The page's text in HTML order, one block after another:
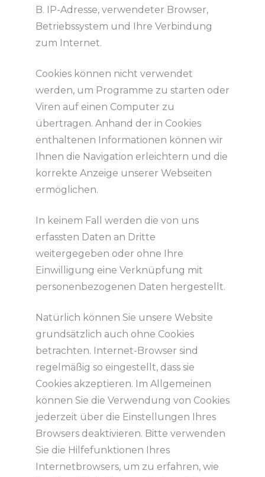
B. IP-Adresse, verwendeter Browser,
Betriebssystem und Ihre Verbindung
zum Internet.
Cookies können nicht verwendet
werden, um Programme zu starten oder
Viren auf einen Computer zu
übertragen. Anhand der in Cookies
enthaltenen Informationen können wir
Ihnen die Navigation erleichtern und die
korrekte Anzeige unserer Webseiten
ermöglichen.
In keinem Fall werden die von uns
erfassten Daten an Dritte
weitergegeben oder ohne Ihre
Einwilligung eine Verknüpfung mit
personenbezogenen Daten hergestellt.
Natürlich können Sie unsere Website
grundsätzlich auch ohne Cookies
betrachten. Internet-Browser sind
regelmäßig so eingestellt, dass sie
Cookies akzeptieren. Im Allgemeinen
können Sie die Verwendung von Cookies
jederzeit über die Einstellungen Ihres
Browsers deaktivieren. Bitte verwenden
Sie die Hilfefunktionen Ihres
Internetbrowsers, um zu erfahren, wie